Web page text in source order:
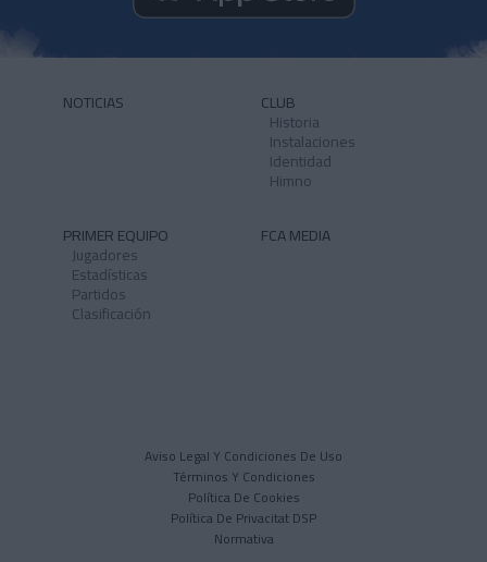
NOTICIAS CLUB
Historia
Instalaciones
Identidad
Himno
PRIMER EQUIPO
Jugadores
Estadísticas
Partidos
Clasificación
FCA MEDIA
Aviso Legal Y Condiciones De Uso
Términos Y Condiciones
Política De Cookies
Política De Privacitat DSP
Normativa